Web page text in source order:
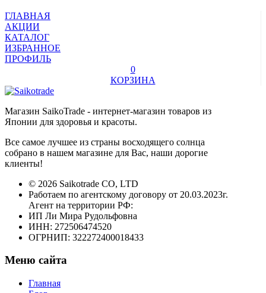
ГЛАВНАЯ
АКЦИИ
КАТАЛОГ
ИЗБРАННОЕ
ПРОФИЛЬ
0
КОРЗИНА
Магазин SaikoTrade - интернет-магазин товаров из
Японии для здоровья и красоты.
Все самое лучшее из страны восходящего солнца
собрано в нашем магазине для Вас, наши дорогие
клиенты!
© 2026 Saikotrade CO, LTD
Работаем по агентскому договору от 20.03.2023г.
Агент на территории РФ:
ИП Ли Мира Рудольфовна
ИНН: 272506474520
ОГРНИП: 322272400018433
Меню сайта
Главная